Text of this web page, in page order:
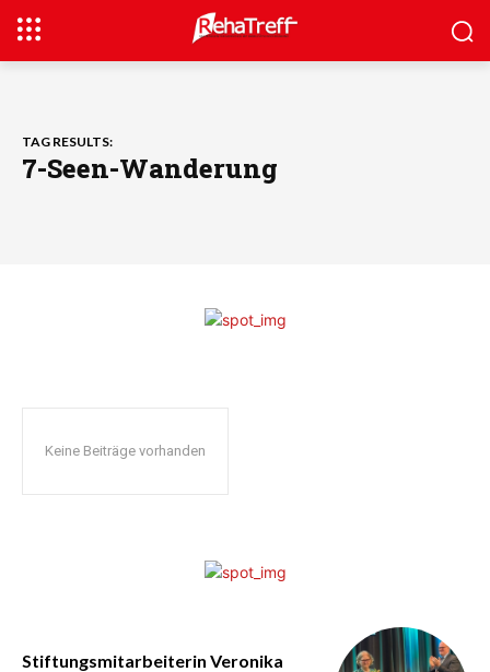
TAG RESULTS:
7-Seen-Wanderung
Keine Beiträge vorhanden
Stiftungsmitarbeiterin Veronika